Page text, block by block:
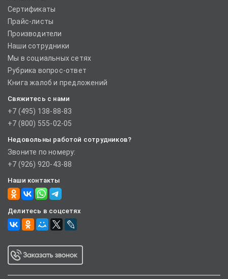
Сертификаты
Прайс-листы
Производители
Наши сотрудники
Мы в социальных сетях
Рубрика вопрос-ответ
Книга жалоб и предложений
Свяжитесь с нами
+7 (495) 138-88-83
+7 (800) 555-02-05
Недовольны работой сотрудников?
Звоните по номеру:
+7 (926) 920-43-88
Наши контакты
Делитесь в соцсетях